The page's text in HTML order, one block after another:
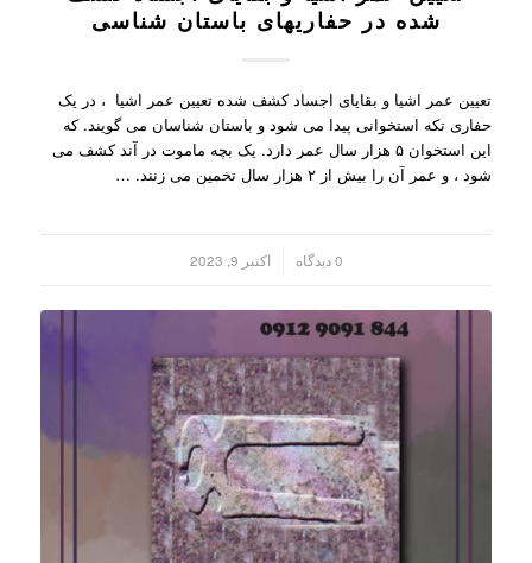
شده در حفاریهای باستان شناسی
تعیین عمر اشیا و بقایای اجساد کشف شده تعیین عمر اشیا ، در یک
حفاری تکه استخوانی پیدا می شود و باستان شناسان می گویند. که
این استخوان ۵ هزار سال عمر دارد. یک بچه ماموت در آند کشف می
شود ، و عمر آن را بیش از ۲ هزار سال تخمین می زنند. …
0 دیدگاه اکتبر 9, 2023